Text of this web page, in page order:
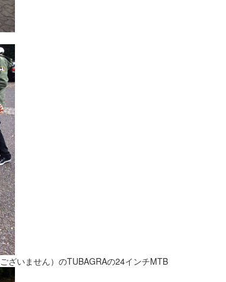
ざいません）のTUBAGRAの24インチMTB